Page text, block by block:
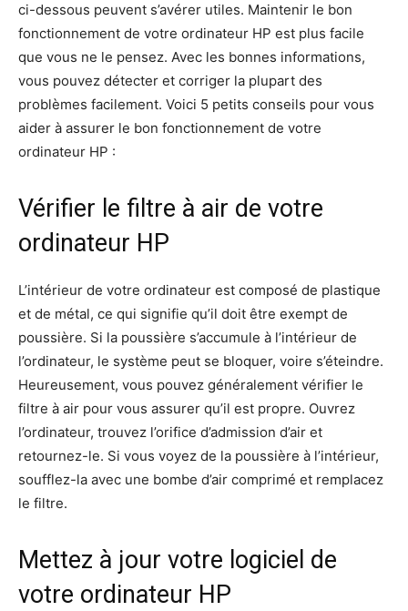
ci-dessous peuvent s’avérer utiles. Maintenir le bon
fonctionnement de votre ordinateur HP est plus facile
que vous ne le pensez. Avec les bonnes informations,
vous pouvez détecter et corriger la plupart des
problèmes facilement. Voici 5 petits conseils pour vous
aider à assurer le bon fonctionnement de votre
ordinateur HP :
Vérifier le filtre à air de votre
ordinateur HP
L’intérieur de votre ordinateur est composé de plastique
et de métal, ce qui signifie qu’il doit être exempt de
poussière. Si la poussière s’accumule à l’intérieur de
l’ordinateur, le système peut se bloquer, voire s’éteindre.
Heureusement, vous pouvez généralement vérifier le
filtre à air pour vous assurer qu’il est propre. Ouvrez
l’ordinateur, trouvez l’orifice d’admission d’air et
retournez-le. Si vous voyez de la poussière à l’intérieur,
soufflez-la avec une bombe d’air comprimé et remplacez
le filtre.
Mettez à jour votre logiciel de
votre ordinateur HP